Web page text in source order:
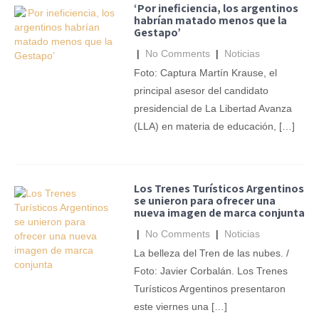
‘Por ineficiencia, los argentinos
habrían matado menos que la
Gestapo’
| No Comments | Noticias
Foto: Captura Martín Krause, el
principal asesor del candidato
presidencial de La Libertad Avanza
(LLA) en materia de educación, […]
Los Trenes Turísticos Argentinos
se unieron para ofrecer una
nueva imagen de marca conjunta
| No Comments | Noticias
La belleza del Tren de las nubes. /
Foto: Javier Corbalán. Los Trenes
Turísticos Argentinos presentaron
este viernes una […]